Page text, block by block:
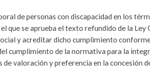
de personas con discapacidad en los
que se aprueba el texto refundido de la Ley
y acreditar dicho cumplimiento
cumplimiento de la normativa para la
valoración y preferencia en la concesión